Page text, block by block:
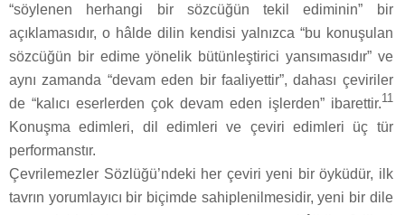
“söylenen herhangi bir sözcüğün tekil ediminin” bir
açıklamasıdır, o hâlde dilin kendisi yalnızca “bu konuşulan
sözcüğün bir edime yönelik bütünleştirici yansımasıdır” ve
aynı zamanda “devam eden bir faaliyettir”, dahası çeviriler
de “kalıcı eserlerden çok devam eden işlerden” ibarettir.11
Konuşma edimleri, dil edimleri ve çeviri edimleri üç tür
performanstır.
Çevrilemezler Sözlüğü’ndeki her çeviri yeni bir öyküdür, ilk
tavrın yorumlayıcı bir biçimde sahiplenilmesidir, yeni bir dile